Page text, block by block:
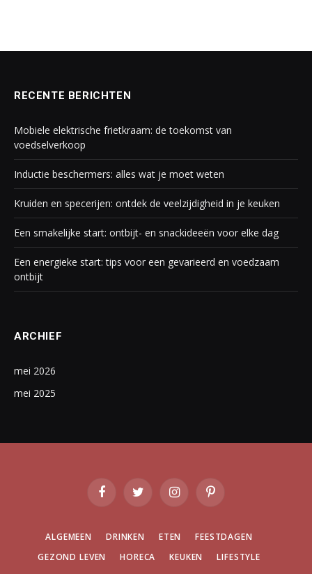
RECENTE BERICHTEN
Mobiele elektrische frietkraam: de toekomst van
voedselverkoop
Inductie beschermers: alles wat je moet weten
Kruiden en specerijen: ontdek de veelzijdigheid in je keuken
Een smakelijke start: ontbijt- en snackideeën voor elke dag
Een energieke start: tips voor een gevarieerd en voedzaam
ontbijt
ARCHIEF
mei 2026
mei 2025
FacebookTwitter InstagramPinterest
ALGEMEEN DRINKEN ETEN
FEESTDAGEN
GEZOND LEVEN
HORECA KEUKEN
LIFESTYLE